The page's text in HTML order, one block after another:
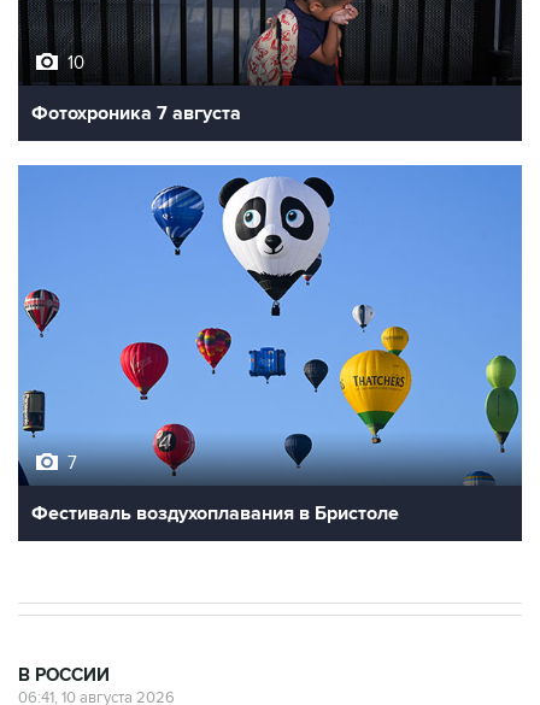
10
Фотохроника 7 августа
Фестиваль воздухоплавания в Бристоле
Умерла одна из пострадавших после